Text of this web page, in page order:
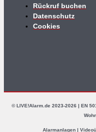
Rückruf buchen
Datenschutz
Cookies
© LIVE!Alarm.de 2023-2026 | EN
Alarmanlagen |